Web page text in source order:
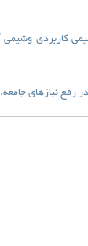
وشیمی
رفع نیازهای جامعه